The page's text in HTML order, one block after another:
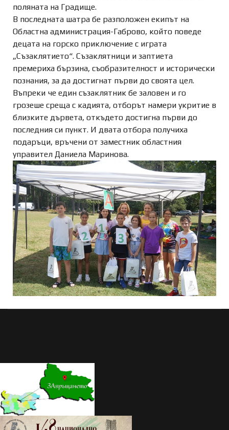
поляната на Градище.
В последната шатра бе разположен екипът на
Областна администрация-Габрово, който поведе
децата на горско приключение с играта
„Съзаклятието“. Съзаклятници и заптиета
премериха бързина, съобразителност и исторически
познания, за да достигнат първи до своята цел.
Въпреки че един съзаклятник бе заловен и го
грозеше среща с кадията, отборът намери укритие в
близките дървета, откъдето достигна първи до
последния си пункт. И двата отбора получиха
подаръци, връчени от заместник областния
управител Даниела Маринова.